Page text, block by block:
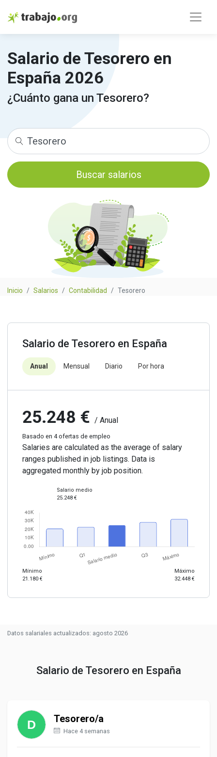
Salario de Tesorero en
España 2026
¿Cuánto gana un Tesorero?
Buscar salarios
Inicio Salarios Contabilidad Tesorero
Salario de Tesorero en España
Anual Mensual Diario Por hora
25.248 € / Anual
Basado en 4 ofertas de empleo
Salaries are calculated as the average of salary
ranges published in job listings. Data is
aggregated monthly by job position.
Mínimo
21.180 €
Salario medio
25.248 €
Máximo
32.448 €
Datos salariales actualizados: agosto 2026
Salario de Tesorero en España
Tesorero/a
Hace 4 semanas